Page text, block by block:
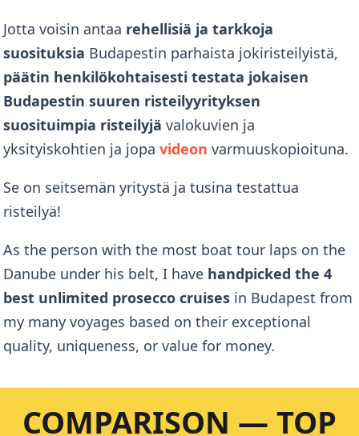
Jotta voisin antaa rehellisiä ja tarkkoja
suosituksia Budapestin parhaista jokiristeilyistä,
päätin henkilökohtaisesti testata jokaisen
Budapestin suuren risteilyyrityksen
suosituimpia risteilyjä valokuvien ja
yksityiskohtien ja jopavideon varmuuskopioituna.
Se on seitsemän yritystä ja tusina testattua
risteilyä!
As the person with the most boat tour laps on the
Danube under his belt, I have handpicked the 4
best unlimited prosecco cruises in Budapestfrom
my many voyages based on their exceptional
quality, uniqueness, or value for money.
COMPARISON — TOP